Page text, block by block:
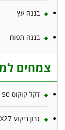
בננה עץ
בננה תפוח
צמחים
דקל קוקוס 50 ליטר
גרזן ביקוע X27 פיסקארס